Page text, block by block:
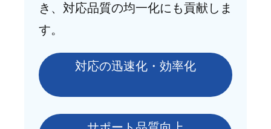
き、対応品質の均一化にも貢献しま
す。
対応の迅速化・効率化